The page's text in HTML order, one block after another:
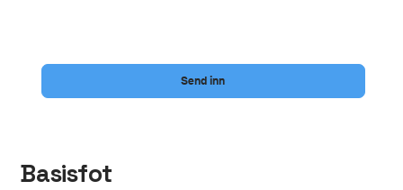
Send inn
Basisfot